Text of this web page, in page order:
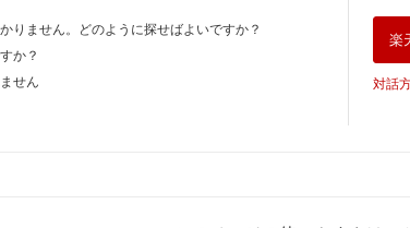
月
料
レゼント
症 除湿 梅雨 湿気対
りません。どのように探せばよいですか？
か？
せん
楽
対話